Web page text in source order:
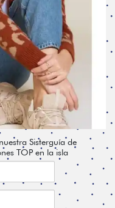
Sisterguía de
TOP en la isla